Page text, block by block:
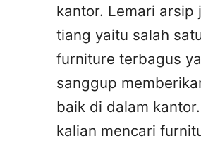
kantor. Lemari arsip
tiang yaitu salah
furniture terbagus
sanggup
baik di dalam
kalian mencari